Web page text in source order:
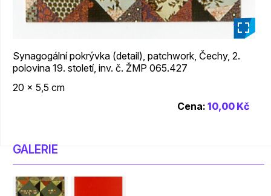
_
Synagogální pokrývka (detail), patchwork, Čechy, 2.
polovina 19. století, inv. č. ŽMP 065.427
20 x 5,5 cm
Cena: 10,00 Kč
GALERIE